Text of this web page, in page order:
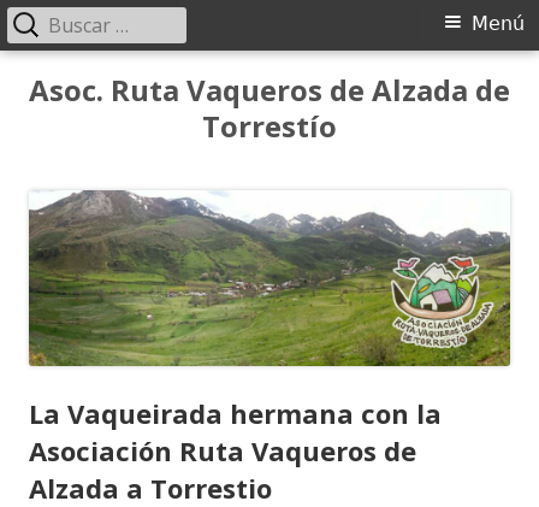
Asoc. Ruta Vaqueros de Alzada de
Torrestío
Menú
principal
Menú
Buscar:
La Vaqueirada hermana con la
Asociación Ruta Vaqueros de
Alzada a Torrestio